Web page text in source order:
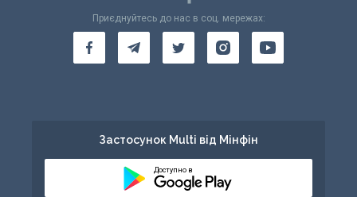
Приєднуйтесь до нас в соц. мережах:
Застосунок Multi від Мінфін
Доступно в